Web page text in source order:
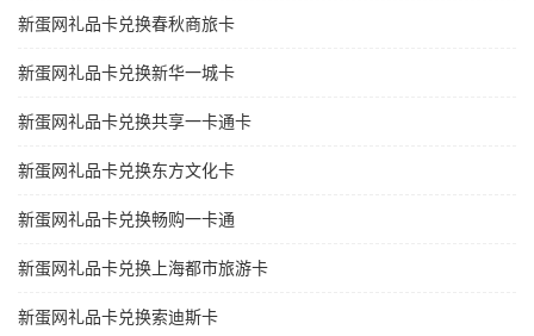
新蛋网礼品卡兑换春秋商旅卡
新蛋网礼品卡兑换新华一城卡
新蛋网礼品卡兑换共享一卡通卡
新蛋网礼品卡兑换东方文化卡
新蛋网礼品卡兑换畅购一卡通
新蛋网礼品卡兑换上海都市旅游卡
新蛋网礼品卡兑换索迪斯卡